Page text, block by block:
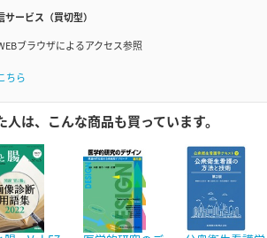
サービス（買切型）
ブラウザによるアクセス参照
ちら
人は、こんな商品も買っています。